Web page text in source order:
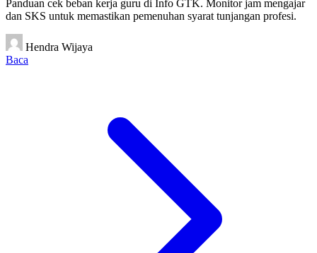
Panduan cek beban kerja guru di Info GTK. Monitor jam mengajar
dan SKS untuk memastikan pemenuhan syarat tunjangan profesi.
Hendra Wijaya
Baca